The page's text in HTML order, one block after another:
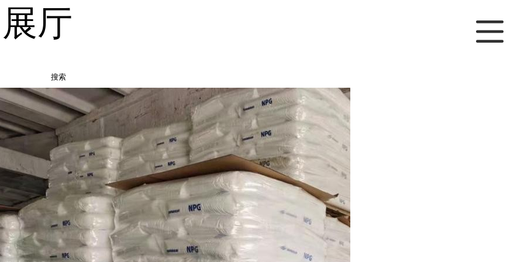
厅
搜索